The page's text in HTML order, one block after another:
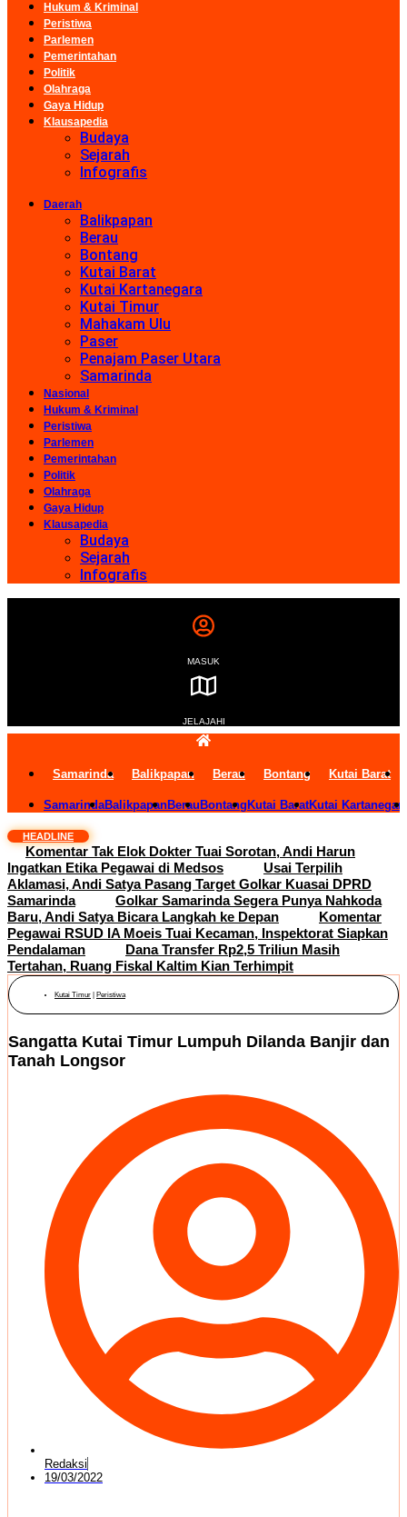
Hukum & Kriminal
Peristiwa
Parlemen
Pemerintahan
Politik
Olahraga
Gaya Hidup
Klausapedia
Budaya
Sejarah
Infografis
Daerah
Balikpapan
Berau
Bontang
Kutai Barat
Kutai Kartanegara
Kutai Timur
Mahakam Ulu
Paser
Penajam Paser Utara
Samarinda
Nasional
Hukum & Kriminal
Peristiwa
Parlemen
Pemerintahan
Politik
Olahraga
Gaya Hidup
Klausapedia
Budaya
Sejarah
Infografis
MASUK
JELAJAHI
Samarinda Balikpapan Berau Bontang Kutai Barat
SamarindaBalikpapanBerau Bontang Kutai BaratKutai
HEADLINE
Komentar Tak Elok Dokter Tuai Sorotan, Andi Harun
Ingatkan Etika Pegawai di Medsos
Usai Terpilih
Aklamasi, Andi Satya Pasang Target Golkar Kuasai DPRD
Samarinda
Golkar Samarinda Segera Punya Nahkoda
Baru, Andi Satya Bicara Langkah ke Depan
Komentar
Pegawai RSUD IA Moeis Tuai Kecaman, Inspektorat Siapkan
Pendalaman
Dana Transfer Rp2,5 Triliun Masih
Tertahan, Ruang Fiskal Kaltim Kian Terhimpit
Kutai Timur Peristiwa
Sangatta Kutai Timur Lumpuh Dilanda Banjir dan
Tanah Longsor
Redaksi
19/03/2022